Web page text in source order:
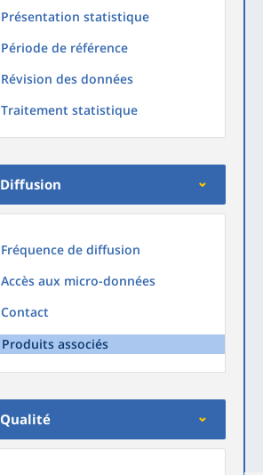
Présentation statistique
Période de référence
Révision des données
Traitement statistique
Diffusion
Fréquence de diffusion
Accès aux micro-données
Contact
Produits associés
Qualité